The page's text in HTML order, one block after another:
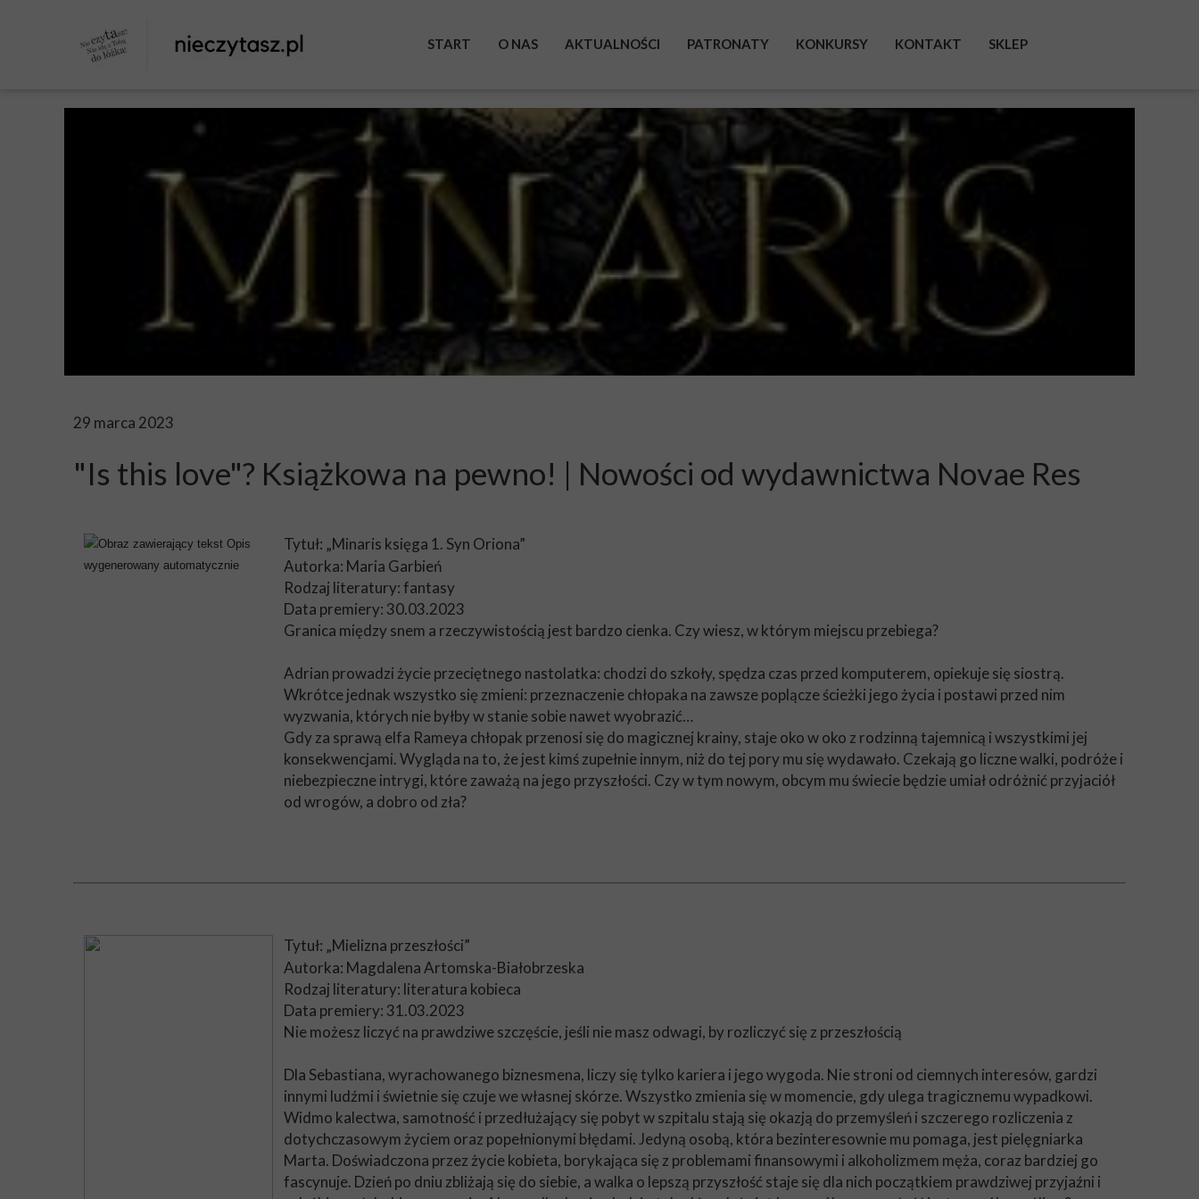
START O NAS
WYSTAWA
AKTUALNOŚCI PATRONATY KONKURSY KONTAKT SKLEP
29 marca 2023
"Is this love"? Książkowa na pewno! | Nowości od wydawnictwa Novae Res
Tytuł: „Minaris księga 1. Syn Oriona”
Autorka: Maria Garbień
Rodzaj literatury: fantasy
Data premiery: 30.03.2023
Granica między snem a rzeczywistością jest bardzo cienka. Czy wiesz, w którym miejscu przebiega?
Adrian prowadzi życie przeciętnego nastolatka: chodzi do szkoły, spędza czas przed komputerem, opiekuje się siostrą.
Wkrótce jednak wszystko się zmieni: przeznaczenie chłopaka na zawsze poplącze ścieżki jego życia i postawi przed nim
wyzwania, których nie byłby w stanie sobie nawet wyobrazić…
Gdy za sprawą elfa Rameya chłopak przenosi się do magicznej krainy, staje oko w oko z rodzinną tajemnicą i wszystkimi jej
konsekwencjami. Wygląda na to, że jest kimś zupełnie innym, niż do tej pory mu się wydawało. Czekają go liczne walki, podróże i
niebezpieczne intrygi, które zaważą na jego przyszłości. Czy w tym nowym, obcym mu świecie będzie umiał odróżnić przyjaciół
od wrogów, a dobro od zła?
Tytuł: „Mielizna przeszłości”
Autorka: Magdalena Artomska-Białobrzeska
Rodzaj literatury: literatura kobieca
Data premiery: 31.03.2023
Nie możesz liczyć na prawdziwe szczęście, jeśli nie masz odwagi, by rozliczyć się z przeszłością
Dla Sebastiana, wyrachowanego biznesmena, liczy się tylko kariera i jego wygoda. Nie stroni od ciemnych interesów, gardzi
innymi ludźmi i świetnie się czuje we własnej skórze. Wszystko zmienia się w momencie, gdy ulega tragicznemu wypadkowi.
Widmo kalectwa, samotność i przedłużający się pobyt w szpitalu stają się okazją do przemyśleń i szczerego rozliczenia z
dotychczasowym życiem oraz popełnionymi błędami. Jedyną osobą, która bezinteresownie mu pomaga, jest pielęgniarka
Marta. Doświadczona przez życie kobieta, borykająca się z problemami finansowymi i alkoholizmem męża, coraz bardziej go
fascynuje. Dzień po dniu zbliżają się do siebie, a walka o lepszą przyszłość staje się dla nich początkiem prawdziwej przyjaźni i